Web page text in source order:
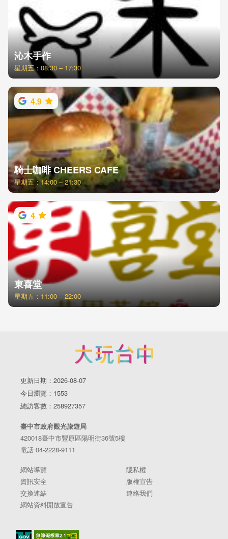
沁木手作
星期五：08:30 – 17:30
4.9
騎士咖啡 CHEERS CAFE
星期五：14:00 – 21:30
4
東喜堂
星期五：11:00 – 22:00
更新日期：2026-08-07
今日瀏覽：1553
總訪客數：258927357
臺中市政府觀光旅遊局
420018臺中市豐原區陽明街36號5樓
電話 04-2228-9111
網站導覽
隱私權
資訊安全
版權宣告
交換連結
連絡我們
網站資料開放宣告